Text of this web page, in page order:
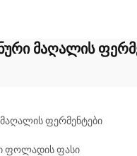
მაღალის
ფერმენტები
ფოლადის ფასი